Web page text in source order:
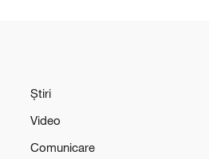
Știri
Video
Comunicare